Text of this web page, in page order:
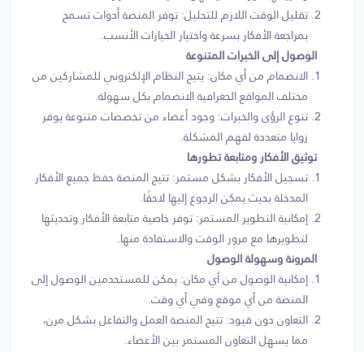
تقليل الوقت اللازم للتحليل: توفر المنصة أدوات تسمح
بمراجعة الأفكار بسرعة واختيار الخيارات الأنسب.
الوصول إلى الخبرات المتنوعة
الانضمام من أي مكان: يتيح النظام الإلكتروني للمشاركين من
مختلف المواقع الجغرافية الانضمام بكل سهولة.
تنوع الرؤى والخبرات: وجود أعضاء من تخصصات متنوعة يوفر
زوايا متعددة لفهم المشكلة.
توثيق الأفكار ومتابعة تطورها
تسجيل الأفكار بشكل مستمر: تتيح المنصة حفظ جميع الأفكار
المدخلة بحيث يمكن الرجوع إليها لاحقًا.
إمكانية التطوير المستمر: توفر خاصية متابعة الأفكار وتحديثها
لتطويرها مع مرور الوقت والاستفادة منها.
المرونة وسهولة الوصول
إمكانية الوصول من أي مكان: يمكن للمستخدمين الوصول إلى
المنصة من أي موقع وفي أي وقت.
التعاون دون قيود: تتيح المنصة العمل والتفاعل بشكل مرن،
مما يسهل التعاون المستمر بين الأعضاء.